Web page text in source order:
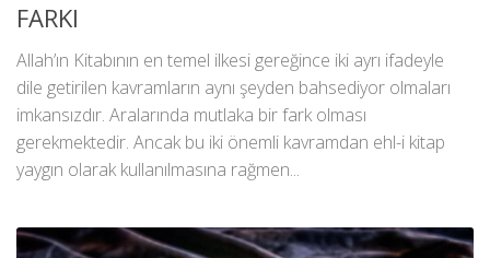
FARKI
Allah’ın Kitabının en temel ilkesi gereğince iki ayrı ifadeyle
dile getirilen kavramların aynı şeyden bahsediyor olmaları
imkansızdır. Aralarında mutlaka bir fark olması
gerekmektedir. Ancak bu iki önemli kavramdan ehl-i kitap
yaygın olarak kullanılmasına rağmen...